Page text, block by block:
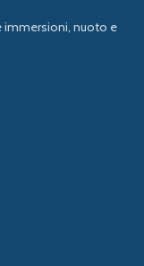
immersioni, nuoto e